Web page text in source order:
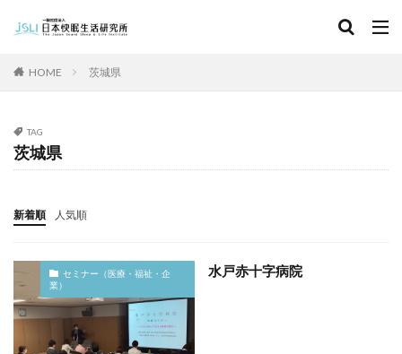
HOME 茨城県
TAG
茨城県
新着順 人気順
セミナー（医療・福祉・企
業）
水戸赤十字病院
タグ
千葉県
徳島県
香川県 佐賀県 長崎県